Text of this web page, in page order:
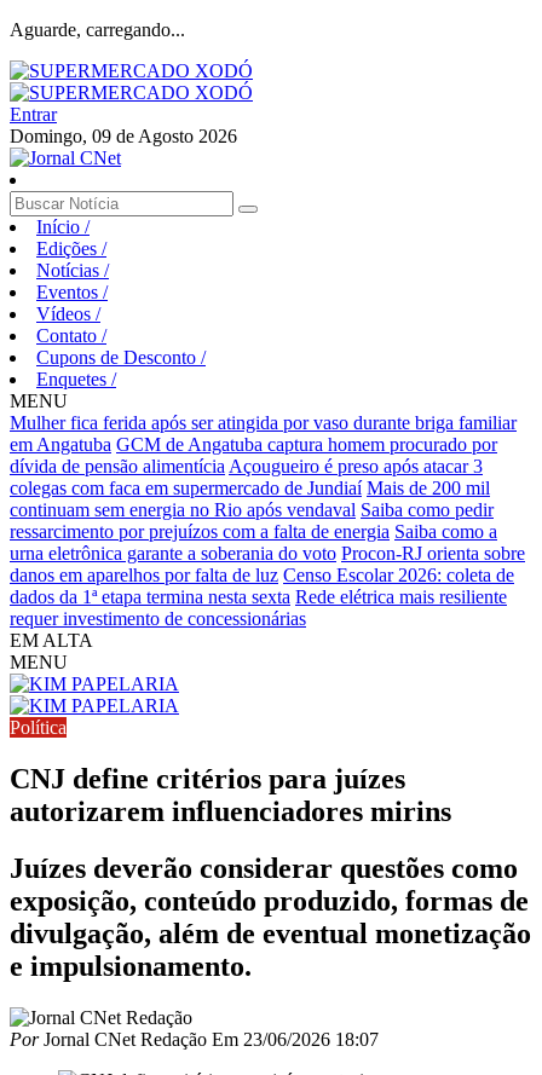
Aguarde, carregando...
Entrar
Domingo, 09 de Agosto 2026
Início /
Edições /
Notícias /
Eventos /
Vídeos /
Contato /
Cupons de Desconto /
Enquetes /
MENU
Mulher fica ferida após ser atingida por vaso durante briga familiar
em Angatuba GCM de Angatuba captura homem procurado por
dívida de pensão alimentícia Açougueiro é preso após atacar 3
colegas com faca em supermercado de Jundiaí Mais de 200 mil
continuam sem energia no Rio após vendaval Saiba como pedir
ressarcimento por prejuízos com a falta de energia Saiba como a
urna eletrônica garante a soberania do voto Procon-RJ orienta sobre
danos em aparelhos por falta de luz Censo Escolar 2026: coleta de
dados da 1ª etapa termina nesta sexta Rede elétrica mais resiliente
requer investimento de concessionárias
EM ALTA
MENU
Política
CNJ define critérios para juízes
autorizarem influenciadores mirins
Juízes deverão considerar questões como
exposição, conteúdo produzido, formas de
divulgação, além de eventual monetização
e impulsionamento.
PorJornal CNet Redação Em 23/06/2026 18:07